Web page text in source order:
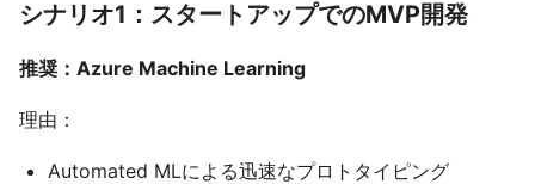
シナリオ1：スタートアップでのMVP開発
推奨：Azure Machine Learning
理由：
Automated MLによる迅速なプロトタイピング